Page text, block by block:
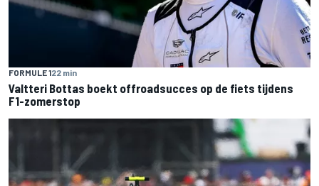
FORMULE 122 min
Valtteri Bottas boekt offroadsucces op de fiets tijdens
F1-zomerstop